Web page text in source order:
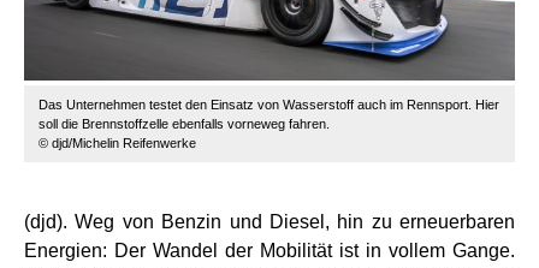
Das Unternehmen testet den Einsatz von Wasserstoff auch im Rennsport. Hier
soll die Brennstoffzelle ebenfalls vorneweg fahren.
© djd/Michelin Reifenwerke
(djd). Weg von Benzin und Diesel, hin zu erneuerbaren
Energien: Der Wandel der Mobilität ist in vollem Gange.